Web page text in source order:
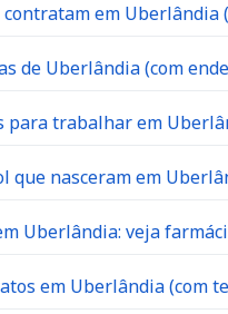
em
de Uberlândia (com
para trabalhar em
que nasceram em
Uberlândia: veja
em Uberlândia (com